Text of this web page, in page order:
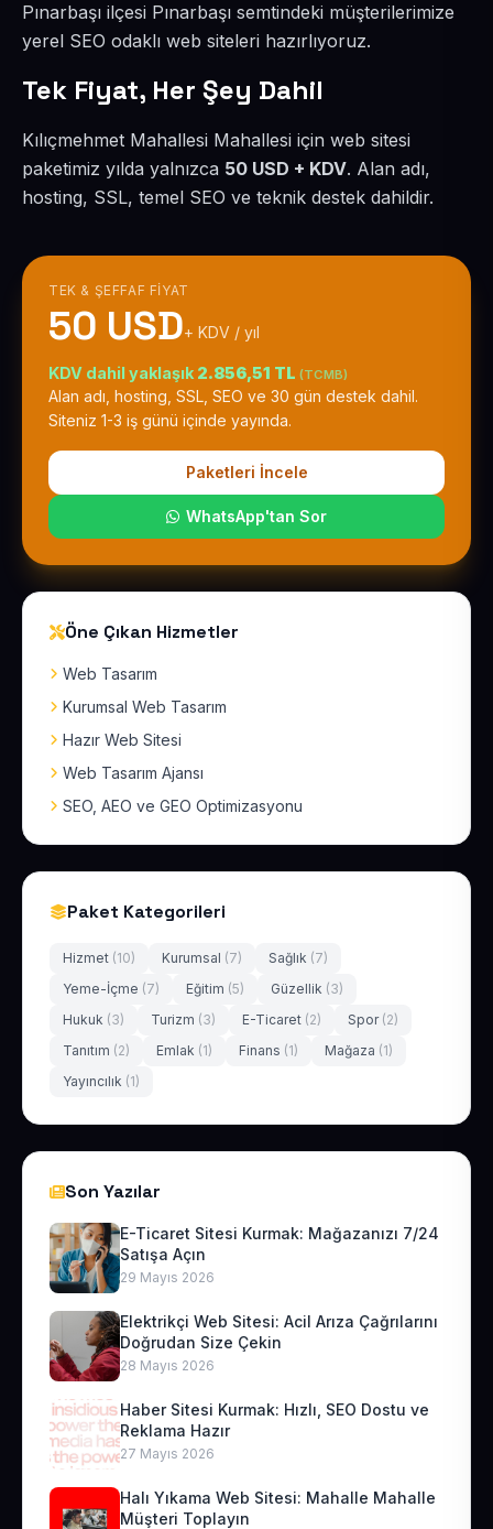
Pınarbaşı ilçesi Pınarbaşı semtindeki müşterilerimize
yerel SEO odaklı web siteleri hazırlıyoruz.
Tek Fiyat, Her Şey Dahil
Kılıçmehmet Mahallesi Mahallesi için web sitesi
paketimiz yılda yalnızca 50 USD + KDV. Alan adı,
hosting, SSL, temel SEO ve teknik destek dahildir.
TEK & ŞEFFAF FIYAT
50 USD+ KDV / yıl
KDV dahil yaklaşık 2.856,51 TL (TCMB)
Alan adı, hosting, SSL, SEO ve 30 gün destek dahil.
Siteniz 1-3 iş günü içinde yayında.
Paketleri İncele
WhatsApp'tan Sor
Öne Çıkan Hizmetler
Web Tasarım
Kurumsal Web Tasarım
Hazır Web Sitesi
Web Tasarım Ajansı
SEO, AEO ve GEO Optimizasyonu
Paket Kategorileri
Hizmet (10) Kurumsal (7) Sağlık (7)
Yeme-İçme (7) Eğitim (5) Güzellik (3)
Hukuk (3) Turizm (3) E-Ticaret (2) Spor (2)
Tanıtım (2) Emlak (1) Finans (1) Mağaza (1)
Yayıncılık (1)
Son Yazılar
E-Ticaret Sitesi Kurmak: Mağazanızı 7/24
Satışa Açın
29 Mayıs 2026
Elektrikçi Web Sitesi: Acil Arıza Çağrılarını
Doğrudan Size Çekin
28 Mayıs 2026
Haber Sitesi Kurmak: Hızlı, SEO Dostu ve
Reklama Hazır
27 Mayıs 2026
Halı Yıkama Web Sitesi: Mahalle Mahalle
Müşteri Toplayın